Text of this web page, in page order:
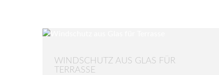
WINDSCHUTZ AUS GLAS FÜR
TERRASSE